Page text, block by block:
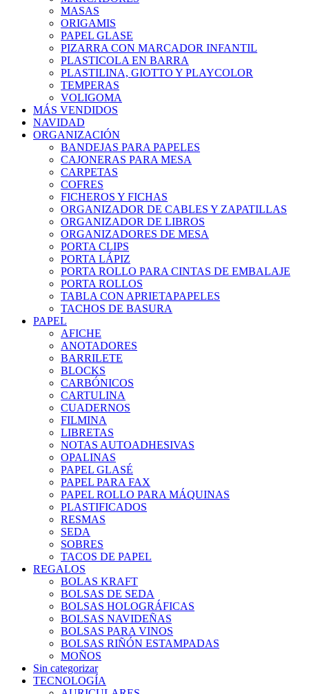
MASAS
ORIGAMIS
PAPEL GLASE
PIZARRA CON MARCADOR INFANTIL
PLASTICOLA EN BARRA
PLASTILINA, GIOTTO Y PLAYCOLOR
TEMPERAS
VOLIGOMA
MÁS VENDIDOS
NAVIDAD
ORGANIZACIÓN
BANDEJAS PARA PAPELES
CAJONERAS PARA MESA
CARPETAS
COFRES
FICHEROS Y FICHAS
ORGANIZADOR DE CABLES Y ZAPATILLAS
ORGANIZADOR DE LIBROS
ORGANIZADORES DE MESA
PORTA CLIPS
PORTA LÁPIZ
PORTA ROLLO PARA CINTAS DE EMBALAJE
PORTA ROLLOS
TABLA CON APRIETAPAPELES
TACHOS DE BASURA
PAPEL
AFICHE
ANOTADORES
BARRILETE
BLOCKS
CARBÓNICOS
CARTULINA
CUADERNOS
FILMINA
LIBRETAS
NOTAS AUTOADHESIVAS
OPALINAS
PAPEL GLASÉ
PAPEL PARA FAX
PAPEL ROLLO PARA MÁQUINAS
PLASTIFICADOS
RESMAS
SEDA
SOBRES
TACOS DE PAPEL
REGALOS
BOLAS KRAFT
BOLSAS DE SEDA
BOLSAS HOLOGRÁFICAS
BOLSAS NAVIDEÑAS
BOLSAS PARA VINOS
BOLSAS RIÑÓN ESTAMPADAS
MOÑOS
Sin categorizar
TECNOLOGÍA